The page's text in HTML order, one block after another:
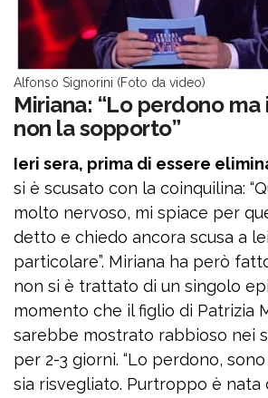
Alfonso Signorini (Foto da video)
Miriana: “Lo perdono
non la sopporto”
Ieri sera, prima di essere
si è scusato con la coinquilina:
molto nervoso, mi spiace per
detto e chiedo ancora scusa a
particolare”. Miriana ha però
non si è trattato di un singolo
momento che il figlio di Patrizia
sarebbe mostrato rabbioso nei
per 2-3 giorni. “Lo perdono,
sia risvegliato. Purtroppo è nata